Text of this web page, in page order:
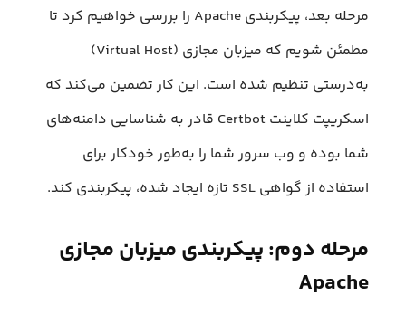
مرحله بعد، پیکربندی Apache را بررسی خواهیم کرد تا
مطمئن شویم که میزبان مجازی (Virtual Host)
به‌درستی تنظیم شده است. این کار تضمین می‌کند که
اسکریپت کلاینت Certbot قادر به شناسایی دامنه‌های
شما بوده و وب سرور شما را به‌طور خودکار برای
استفاده از گواهی SSL تازه ایجاد شده، پیکربندی کند.
مرحله دوم: پیکربندی میزبان مجازی
Apache